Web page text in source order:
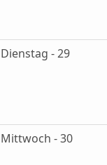
Dienstag - 29
Mittwoch - 30